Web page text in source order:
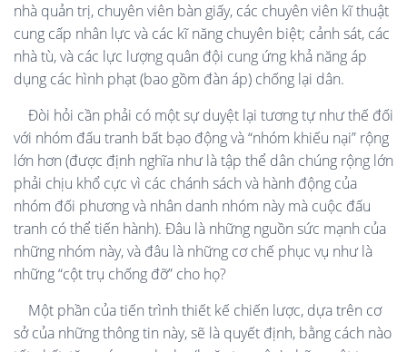
nhà quản trị, chuyên viên bàn giấy, các chuyên viên kĩ thuật
cung cấp nhân lực và các kĩ năng chuyên biệt; cảnh sát, các
nhà tù, và các lực lượng quân đội cung ứng khả năng áp
dụng các hình phạt (bao gồm đàn áp) chống lại dân.
Đòi hỏi cần phải có một sự duyệt lại tương tự như thế đối
với nhóm đấu tranh bất bạo động và “nhóm khiếu nại” rộng
lớn hơn (được định nghĩa như là tập thể dân chúng rộng lớn
phải chịu khổ cực vì các chánh sách và hành động của
nhóm đối phương và nhân danh nhóm này mà cuộc đấu
tranh có thể tiến hành). Đâu là những nguồn sức mạnh của
những nhóm này, và đâu là những cơ chế phục vụ như là
những “cột trụ chống đỡ” cho họ?
Một phần của tiến trình thiết kế chiến lược, dựa trên cơ
sở của những thông tin này, sẽ là quyết định, bằng cách nào